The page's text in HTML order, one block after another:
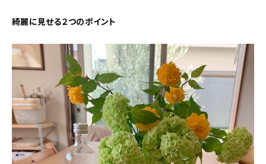
綺麗に見せる２つのポイント